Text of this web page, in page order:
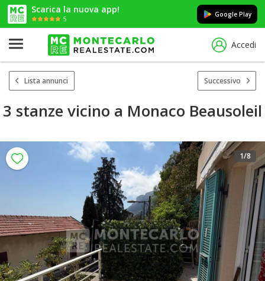
Scarica la nuova app!
5
Google Play
Accedi
Lista annunci Successivo
3 stanze vicino a Monaco Beausoleil
1/8